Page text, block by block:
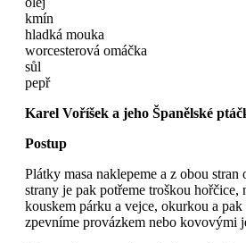
kmín
hladká mouka
worcesterová omáčka
sůl
pepř
Karel Voříšek a jeho Španělské
Postup
Plátky masa naklepeme a z obou
strany je pak potřeme troškou hořčice,
kouskem párku a vejce, okurkou a
zpevníme provázkem nebo kovovými